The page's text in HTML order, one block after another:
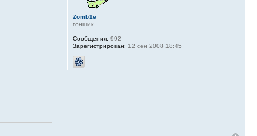
Zomb1e
гонщик
Сообщения: 992
Зарегистрирован: 12 сен 2008 18:45